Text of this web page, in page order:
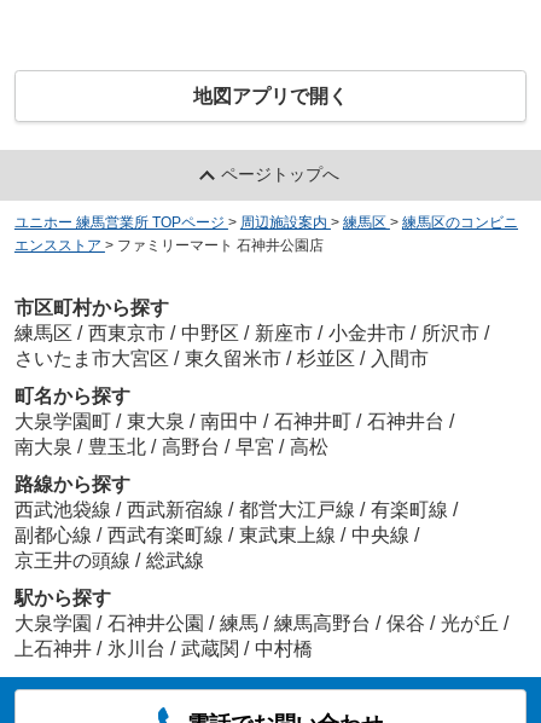
地図アプリで開く
ページトップへ
ユニホー 練馬営業所 TOPページ > 周辺施設案内 > 練馬区 > 練馬区のコンビニ
エンスストア > ファミリーマート 石神井公園店
市区町村から探す
練馬区 / 西東京市 / 中野区 / 新座市 / 小金井市 / 所沢市 /
さいたま市大宮区 / 東久留米市 / 杉並区 / 入間市
町名から探す
大泉学園町 / 東大泉 / 南田中 / 石神井町 / 石神井台 /
南大泉 / 豊玉北 / 高野台 / 早宮 / 高松
路線から探す
西武池袋線 / 西武新宿線 / 都営大江戸線 / 有楽町線 /
副都心線 / 西武有楽町線 / 東武東上線 / 中央線 /
京王井の頭線 / 総武線
駅から探す
大泉学園 / 石神井公園 / 練馬 / 練馬高野台 / 保谷 / 光が丘 /
上石神井 / 氷川台 / 武蔵関 / 中村橋